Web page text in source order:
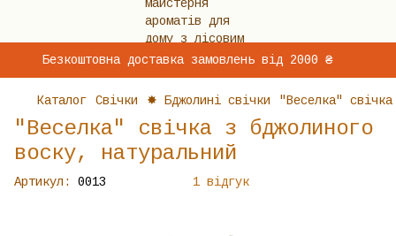
Безкоштовна доставка замовлень від 2000 ₴
Каталог Свічки ✸ Бджолині свічки "Веселка"
"Веселка" свічка з бджолиного
воску, натуральний
Артикул: 0013 1 відгук